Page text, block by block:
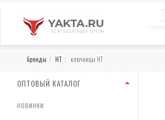
YAKTA.RU
кожгалантерея оптом
бренды HT ключницы HT
ОПТОВЫЙ КАТАЛОГ
НОВИНКИ